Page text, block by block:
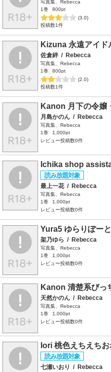
写真集、Rebecca
1巻
800pt
(3.0)
投稿数1件
Kizuna 永遠アイド
佐倉絆 / Rebecca
写真集、Rebecca
1巻
800pt
(2.0)
投稿数1件
Kanon 月下の令嬢
月島かのん / Rebecca
写真集、Rebecca
1巻
1,000pt
レビュー投稿数0件
Ichika shop
最上一花 / Rebecca
写真集、Rebecca
1巻
1,000pt
レビュー投稿数0件
Yura5 ゆらりぽー
架乃ゆら / Rebecca
写真集、Rebecca
1巻
1,000pt
レビュー投稿数0件
Kanon 清楚系びっ
天然かのん / Rebecca
写真集、Rebecca
1巻
1,000pt
レビュー投稿数0件
Iori 桃色えちえち
七瀬いおり / Rebecca